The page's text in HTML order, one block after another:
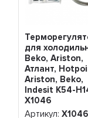
для
Beko, Ariston,
Атлант,
Ariston, Beko,
Indesit K54-
Х1046
Артикул:Х1046